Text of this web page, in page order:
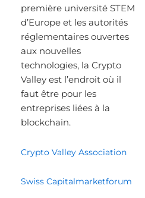
première université STEM
d’Europe et les autorités
réglementaires ouvertes
aux nouvelles
technologies, la Crypto
Valley est l’endroit où il
faut être pour les
entreprises liées à la
blockchain.
Crypto Valley Association
Swiss Capitalmarketforum